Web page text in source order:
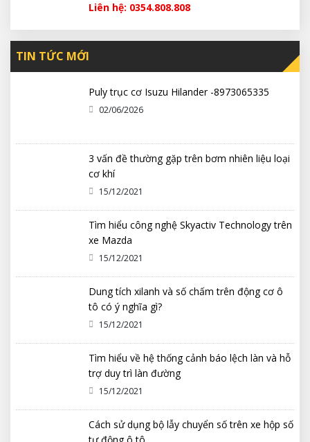
Liên hệ: 0354.808.808
TIN TỨC MỚI
Puly trục cơ Isuzu Hilander -8973065335
02/06/2026
3 vấn đề thường gặp trên bơm nhiên liệu loại
cơ khí
15/12/2021
Tìm hiểu công nghệ Skyactiv Technology trên
xe Mazda
15/12/2021
Dung tích xilanh và số chấm trên động cơ ô
tô có ý nghĩa gì?
15/12/2021
Tìm hiểu về hệ thống cảnh báo lệch làn và hỗ
trợ duy trì làn đường
15/12/2021
Cách sử dụng bộ lẫy chuyển số trên xe hộp số